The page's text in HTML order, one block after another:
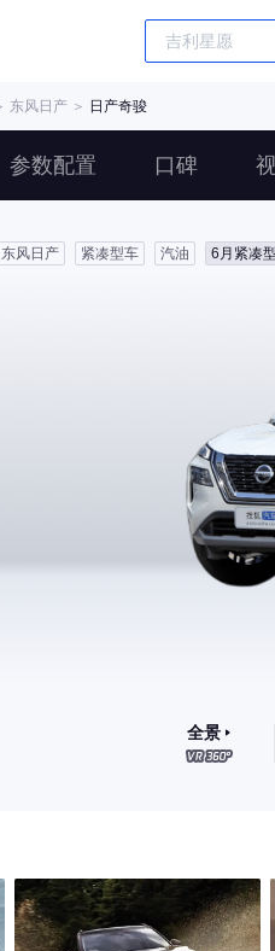
东风日产 ＞ 日产奇骏
参数配置 口碑
东风日产 紧凑型车 汽油 6月紧凑
全景